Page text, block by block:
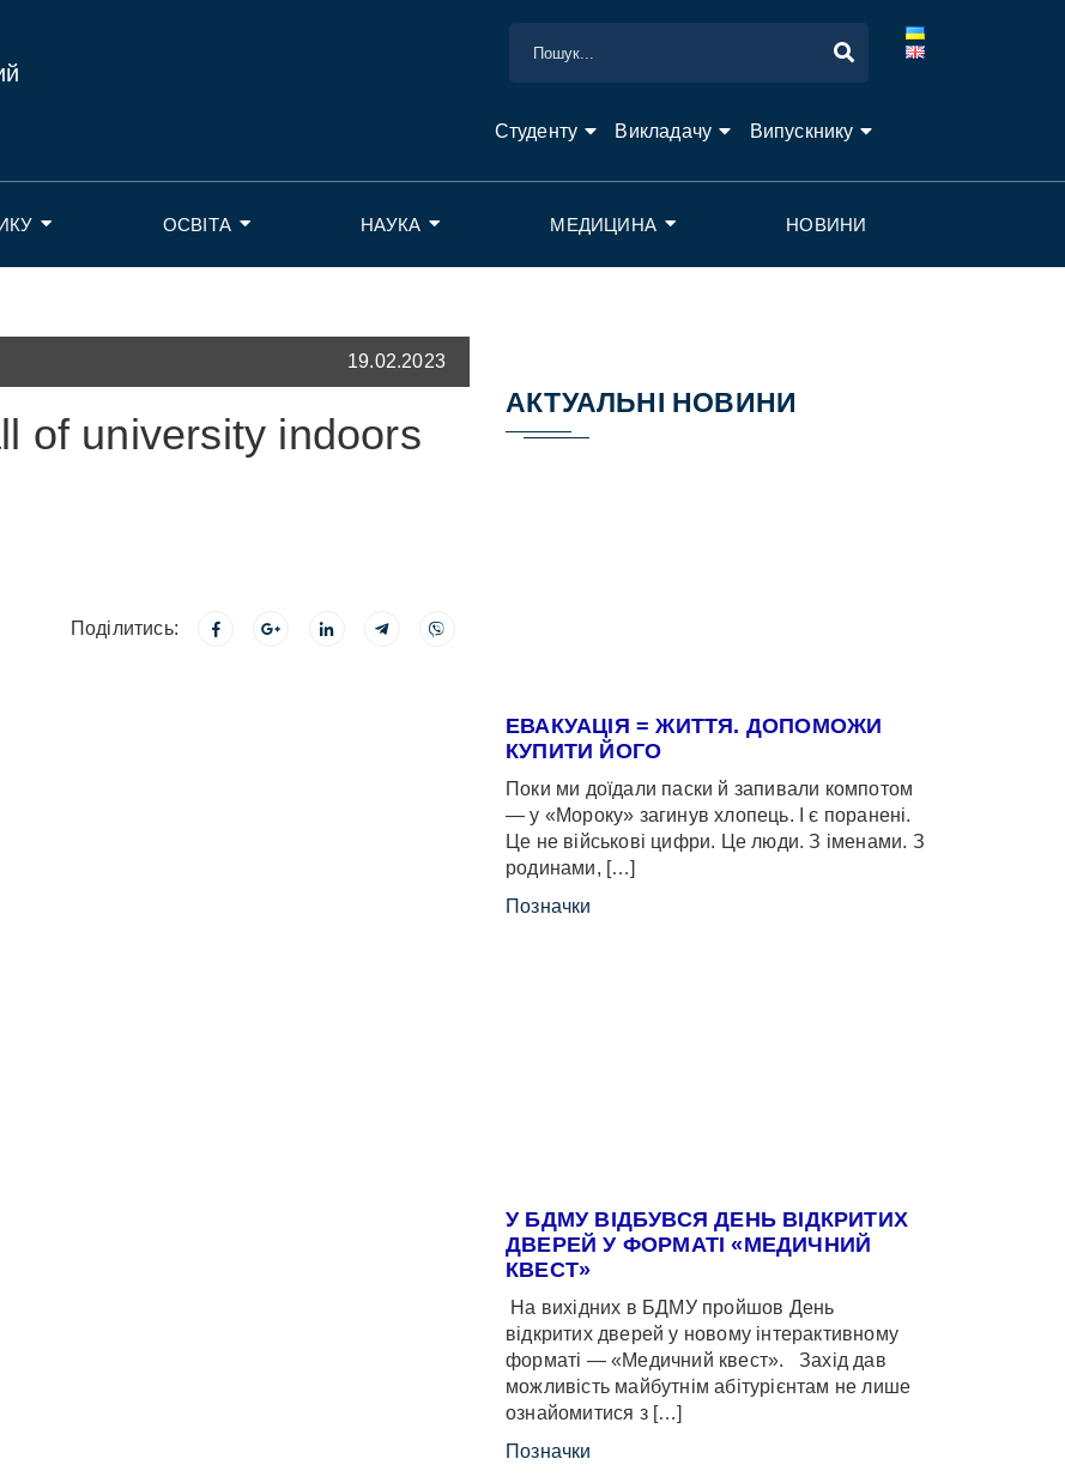
Студенту Викладачу Випускнику
ОСВІТА НАУКА МЕДИЦИНА НОВИНИ
19.02.2023
of university indoors
Поділитись:
АКТУАЛЬНІ НОВИНИ
ЕВАКУАЦІЯ = ЖИТТЯ. ДОПОМОЖИ
КУПИТИ ЙОГО
Поки ми доїдали паски й запивали компотом
— у «Мороку» загинув хлопець. І є поранені.
Це не військові цифри. Це люди. З іменами. З
родинами, […]
Позначки
У БДМУ ВІДБУВСЯ ДЕНЬ ВІДКРИТИХ
ДВЕРЕЙ У ФОРМАТІ «МЕДИЧНИЙ
КВЕСТ»
На вихідних в БДМУ пройшов День
відкритих дверей у новому інтерактивному
форматі — «Медичний квест». Захід дав
можливість майбутнім абітурієнтам не лише
ознайомитися з […]
Позначки